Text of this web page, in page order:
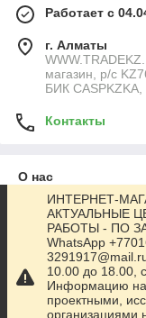
Работает с
г. Алматы
магазин, р/с
БИК
Контакты
О нас
Контакты
Доставка и оплата
Полная версия
ИНТЕРНЕТ-
АКТУАЛЬНЫЕ
РАБОТЫ - ПО
WhatsApp
10.00 до 18.00,
Информацию на
проектными,
организациями